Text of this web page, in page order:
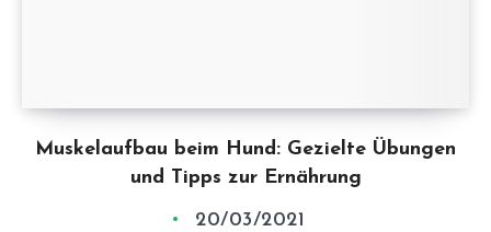
Muskelaufbau beim Hund: Gezielte Übungen
und Tipps zur Ernährung
20/03/2021